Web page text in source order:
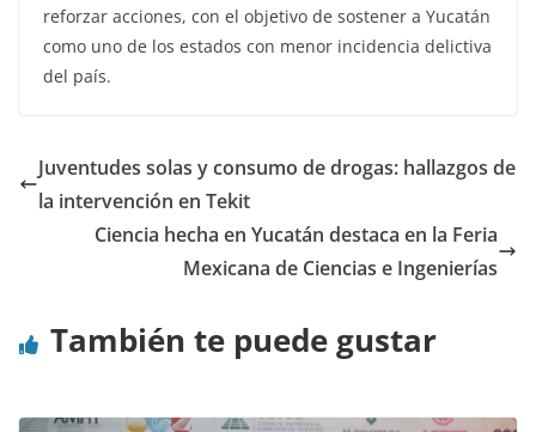
reforzar acciones, con el objetivo de sostener a Yucatán
como uno de los estados con menor incidencia delictiva
del país.
Juventudes solas y consumo de drogas: hallazgos de
la intervención en Tekit
Ciencia hecha en Yucatán destaca en la Feria
Mexicana de Ciencias e Ingenierías
También te puede gustar